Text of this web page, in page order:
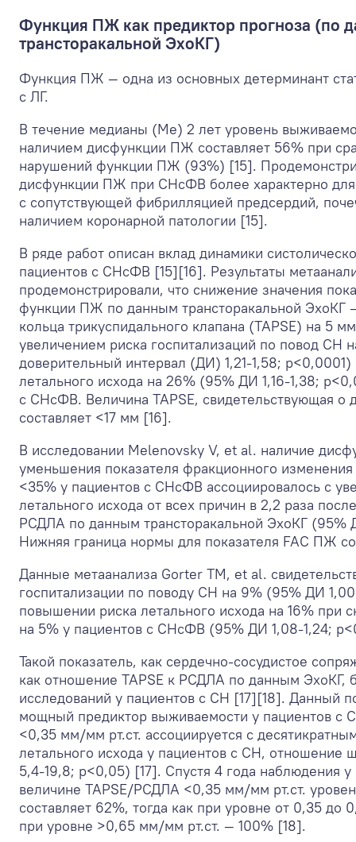
Функция ПЖ как предиктор прогноза (по
трансторакальной ЭхоКГ)
Функция ПЖ — одна из основных детерминант
с ЛГ.
В течение медианы (Me) 2 лет уровень
наличием дисфункции ПЖ составляет 56% при
нарушений функции ПЖ (93%) [15].
дисфункции ПЖ при СНсФВ более характерно
с сопутствующей фибрилляцией предсердий,
наличием коронарной патологии [15].
В ряде работ описан вклад динамики
пациентов с СНсФВ [15][16]. Результаты
продемонстрировали, что снижение значения
функции ПЖ по данным трансторакальной ЭхоКГ
кольца трикуспидального клапана (TAPSE) на 5
увеличением риска госпитализаций по повод СН
доверительный интервал (ДИ) 1,21-1,58;
летального исхода на 26% (95% ДИ 1,16-1,38;
c СНсФВ. Величина TAPSE, свидетельствующая
составляет <17 мм [16].
В исследовании Melenovsky V, et al. наличие
уменьшения показателя фракционного
<35% у пациентов с СНсФВ ассоциировалось с
летального исхода от всех причин в 2,2 раза
РСДЛА по данным трансторакальной ЭхоКГ (95%
Нижняя граница нормы для показателя FAC ПЖ
Данные метаанализа Gorter TM, et al.
госпитализации по поводу СН на 9% (95% ДИ
повышении риска летального исхода на 16% при
на 5% у пациентов с СНсФВ (95% ДИ 1,08-1,24;
Такой показатель, как сердечно-сосудистое
как отношение TAPSE к РСДЛА по данным ЭхоКГ,
исследований у пациентов с СН [17][18]. Данный
мощный предиктор выживаемости у пациентов с
<0,35 мм/мм рт.ст. ассоциируется с
летального исхода у пациентов с СН,
5,4-19,8; p<0,05) [17]. Спустя 4 года наблюдения
величине TAPSE/РСДЛА <0,35 мм/мм рт.ст.
составляет 62%, тогда как при уровне от 0,35
при уровне >0,65 мм/мм рт.ст. — 100% [18].